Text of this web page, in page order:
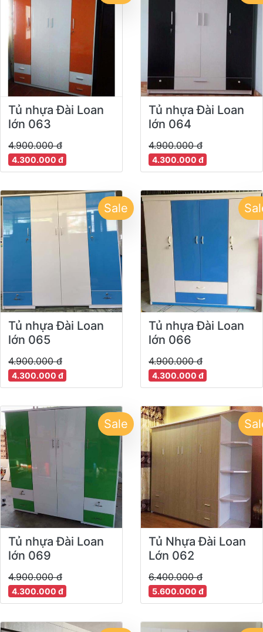
Tủ nhựa Đài Loan
lớn 063
4.900.000 đ
4.300.000 đ
Tủ nhựa Đài Loan
lớn 064
4.900.000 đ
4.300.000 đ
Sale
Tủ nhựa Đài Loan
lớn 065
4.900.000 đ
4.300.000 đ
Tủ nhựa Đài Loan
lớn 066
4.900.000 đ
4.300.000 đ
Sale
Tủ nhựa Đài Loan
lớn 069
4.900.000 đ
4.300.000 đ
Tủ Nhựa Đài Loan
Lớn 062
6.400.000 đ
5.600.000 đ